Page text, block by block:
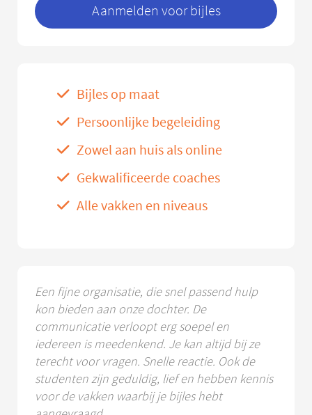
Aanmelden voor bijles
Bijles op maat
Persoonlijke begeleiding
Zowel aan huis als online
Gekwalificeerde coaches
Alle vakken en niveaus
Een fijne organisatie, die snel passend hulp
kon bieden aan onze dochter. De
communicatie verloopt erg soepel en
iedereen is meedenkend. Je kan altijd bij ze
terecht voor vragen. Snelle reactie. Ook de
studenten zijn geduldig, lief en hebben kennis
voor de vakken waarbij je bijles hebt